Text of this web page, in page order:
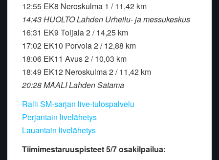
12:55 EK8 Neroskulma 1 / 11,42 km
14:43 HUOLTO Lahden Urheilu- ja messukeskus
16:31 EK9 Toijala 2 / 14,25 km
17:02 EK10 Porvola 2 / 12,88 km
18:06 EK11 Avus 2 / 10,03 km
18:49 EK12 Neroskulma 2 / 11,42 km
20:28 MAALI Lahden Satama
Ralli SM-sarjan live-tulospalvelu
Perjantain livelähetys
Lauantain livelähetys
Tiimimestaruuspisteet 5/7 osakilpailua: